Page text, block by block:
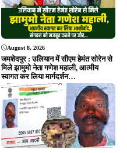
August 8, 2026
जमशेदपुर : उलियान में सीएम हेमंत सोरेन से
मिले झामुमो नेता गणेश महाली, आत्मीय
स्वागत कर लिया मार्गदर्शन…